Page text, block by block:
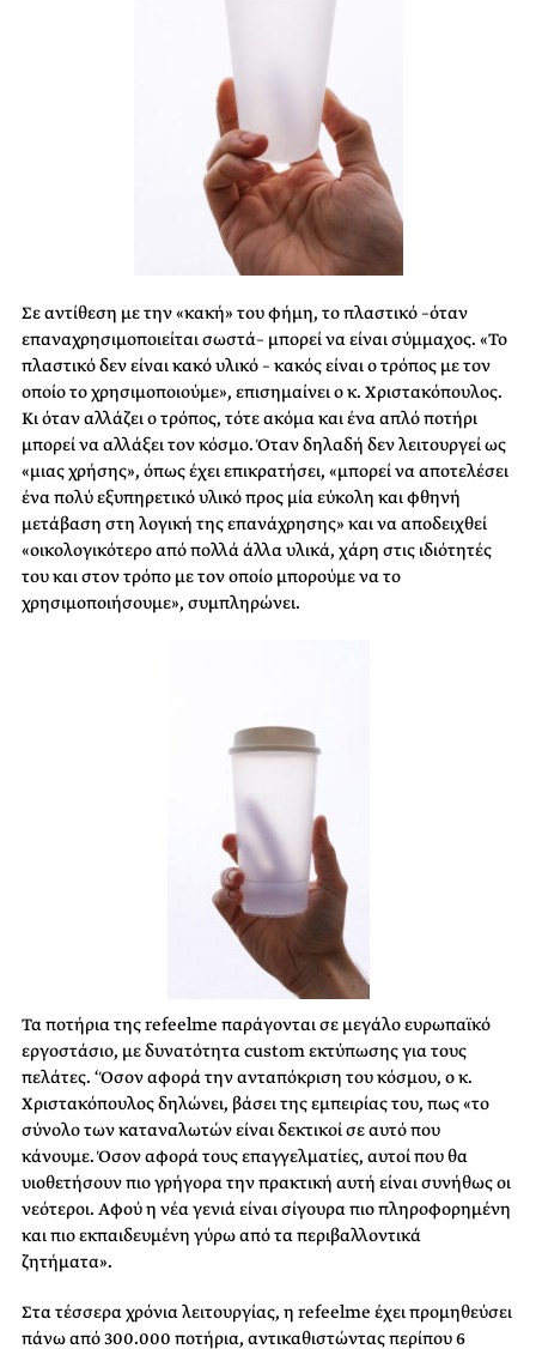
Σε αντίθεση με την «κακή» του φήμη, το πλαστικό –όταν
επαναχρησιμοποιείται σωστά– μπορεί να είναι σύμμαχος. «Το
πλαστικό δεν είναι κακό υλικό – κακός είναι ο τρόπος με τον
οποίο το χρησιμοποιούμε», επισημαίνει ο κ. Χριστακόπουλος.
Κι όταν αλλάζει ο τρόπος, τότε ακόμα και ένα απλό ποτήρι
μπορεί να αλλάξει τον κόσμο. Όταν δηλαδή δεν λειτουργεί ως
«μιας χρήσης», όπως έχει επικρατήσει, «μπορεί να αποτελέσει
ένα πολύ εξυπηρετικό υλικό προς μία εύκολη και φθηνή
μετάβαση στη λογική της επανάχρησης» και να αποδειχθεί
«οικολογικότερο από πολλά άλλα υλικά, χάρη στις ιδιότητές
του και στον τρόπο με τον οποίο μπορούμε να το
χρησιμοποιήσουμε», συμπληρώνει.
Τα ποτήρια της refeelme παράγονται σε μεγάλο ευρωπαϊκό
εργοστάσιο, με δυνατότητα custom εκτύπωσης για τους
πελάτες. ‘Όσον αφορά την ανταπόκριση του κόσμου, ο κ.
Χριστακόπουλος δηλώνει, βάσει της εμπειρίας του, πως «το
σύνολο των καταναλωτών είναι δεκτικοί σε αυτό που
κάνουμε. Όσον αφορά τους επαγγελματίες, αυτοί που θα
υιοθετήσουν πιο γρήγορα την πρακτική αυτή είναι συνήθως οι
νεότεροι. Αφού η νέα γενιά είναι σίγουρα πιο πληροφορημένη
και πιο εκπαιδευμένη γύρω από τα περιβαλλοντικά
ζητήματα».
Στα τέσσερα χρόνια λειτουργίας, η refeelme έχει προμηθεύσει
πάνω από 300.000 ποτήρια, αντικαθιστώντας περίπου 6